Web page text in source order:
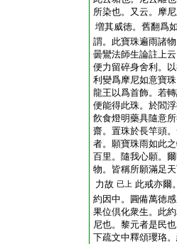
所染也。又云。摩
増其威徳。舊翻爲
謂。此寶珠遍雨諸
曇鸞法師生論註上
便力留碎身舍利。
利變爲摩尼如意寶
龍王以爲首飾。若
便能得此珠。於閻
飮食燈明藥具隨意
齋。置珠於長竿頭
者。願寶珠雨如此
百里。隨我心願。
物。皆稱所願滿足
力故 已上 此戒亦爾
約因中。圓備萬徳
果位倶化衆生。此
尼也。黎元者是民
下疏文中釋頌瓔珞